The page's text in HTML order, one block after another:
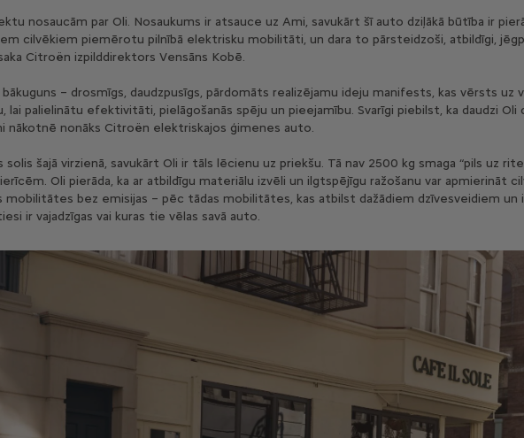
nosaucām par Oli. Nosaukums ir atsauce uz Ami, savukārt šī auto dziļākā būtība ir
cilvēkiem piemērotu pilnībā elektrisku mobilitāti, un dara to pārsteidzoši, atbildīgi,
Citroën izpilddirektors Vensāns Kobē.
– drosmīgs, daudzpusīgs, pārdomāts realizējamu ideju manifests, kas vērsts uz
lai palielinātu efektivitāti, pielāgošanās spēju un pieejamību. Svarīgi piebilst, ka daudzi
nākotnē nonāks Citroën elektriskajos ģimenes auto.
solis šajā virzienā, savukārt Oli ir tāls lēcienu uz priekšu. Tā nav 2500 kg smaga “pils uz
Oli pierāda, ka ar atbildīgu materiālu izvēli un ilgtspējīgu ražošanu var apmierināt
mobilitātes bez emisijas – pēc tādas mobilitātes, kas atbilst dažādiem dzīvesveidiem un
ir vajadzīgas vai kuras tie vēlas savā auto.